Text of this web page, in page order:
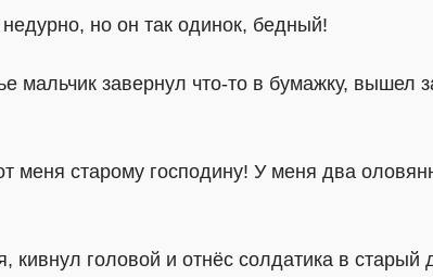
но он так одинок, бедный!
мальчик завернул что-то в бумажку, вышел
меня старому господину! У меня два
кивнул головой и отнёс солдатика в старый